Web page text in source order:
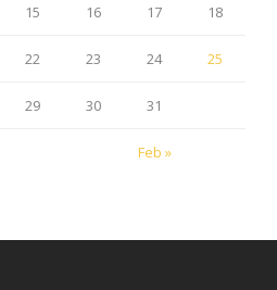
Feb »
15 16 17 18
22 23 24 25
29 30 31